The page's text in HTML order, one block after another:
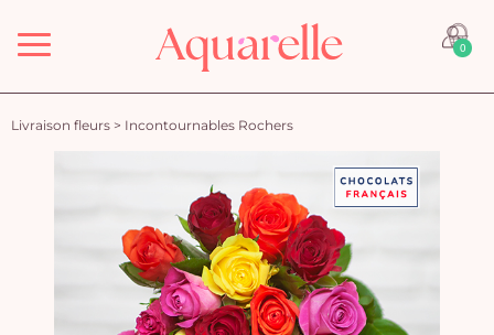
Menu 0
Livraison fleurs > Incontournables Rochers